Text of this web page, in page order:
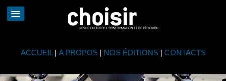
ACCUEIL | A PROPOS| NOS ÉDITIONS| CONTACTS